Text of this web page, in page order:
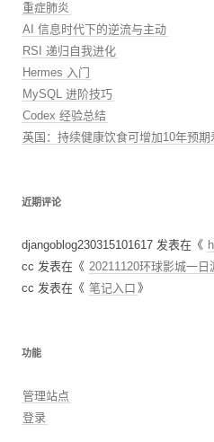
重症肺炎
AI 信息时代下的逆流与主动
RSI 递归自我进化
Hermes 入门
MySQL 进阶技巧
Codex 经验总结
英国：持续健康饮食可增加10年预期
近期评论
djangoblog230315101617 发表在《
cc 发表在《 20211120环球影城一日
cc 发表在《 笔记入口 》
功能
管理站点
登录